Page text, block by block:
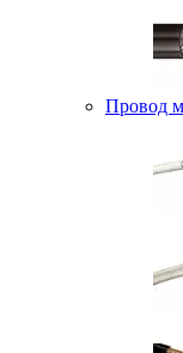
Провод